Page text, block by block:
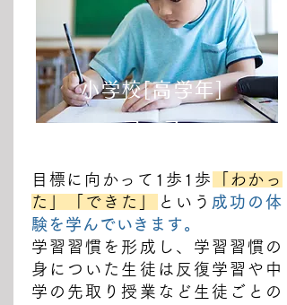
小学校[高学年]
コース
目標に向かって1歩1歩
「わかっ
た」「できた」
という 成功の体
験を学んでいきます。
学習習慣を形成し、学習習慣の
身についた生徒は反復学習や中
学の先取り授業など生徒ごとの